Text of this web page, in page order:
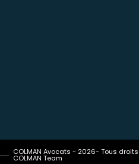
COLMAN Avocats - 2026- Tous
COLMAN Team